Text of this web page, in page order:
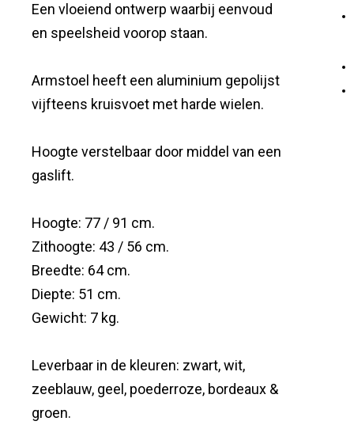
Een vloeiend ontwerp waarbij eenvoud
en speelsheid voorop staan.
Armstoel heeft een aluminium gepolijst
vijfteens kruisvoet met harde wielen.
Hoogte verstelbaar door middel van een
gaslift.
Hoogte: 77 / 91 cm.
Zithoogte: 43 / 56 cm.
Breedte: 64 cm.
Diepte: 51 cm.
Gewicht: 7 kg.
Leverbaar in de kleuren: zwart, wit,
zeeblauw, geel, poederroze, bordeaux &
groen.